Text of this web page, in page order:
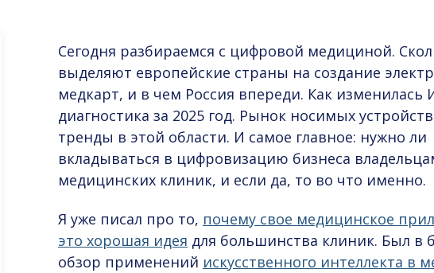
Сегодня разбираемся с цифровой медициной.
выделяют европейские страны на создание
медкарт, и в чем Россия впереди. Как изменилась
диагностика за 2025 год. Рынок носимых
тренды в этой области. И самое главное: нужно ли
вкладываться в цифровизацию бизнеса
медицинских клиник, и если да, то во что именно.
Я уже писал про то, почему свое медицинское
это хорошая идея для большинства клиник. Был в
обзор применений искусственного интеллекта в